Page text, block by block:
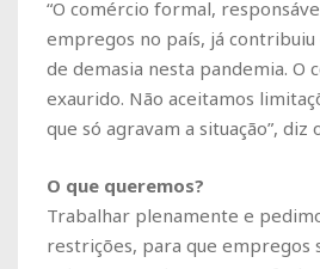
“O comércio formal,
empregos no país, já
de demasia nesta pandemia. O
exaurido. Não aceitamos
que só agravam a situação”, diz
O que queremos?
Trabalhar plenamente e
restrições, para que empregos